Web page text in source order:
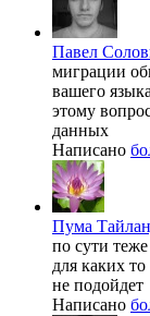
Павел
миграции
вашего
этому
данных
Написано
Пума
по сути
для каких
не подойдет
Написано